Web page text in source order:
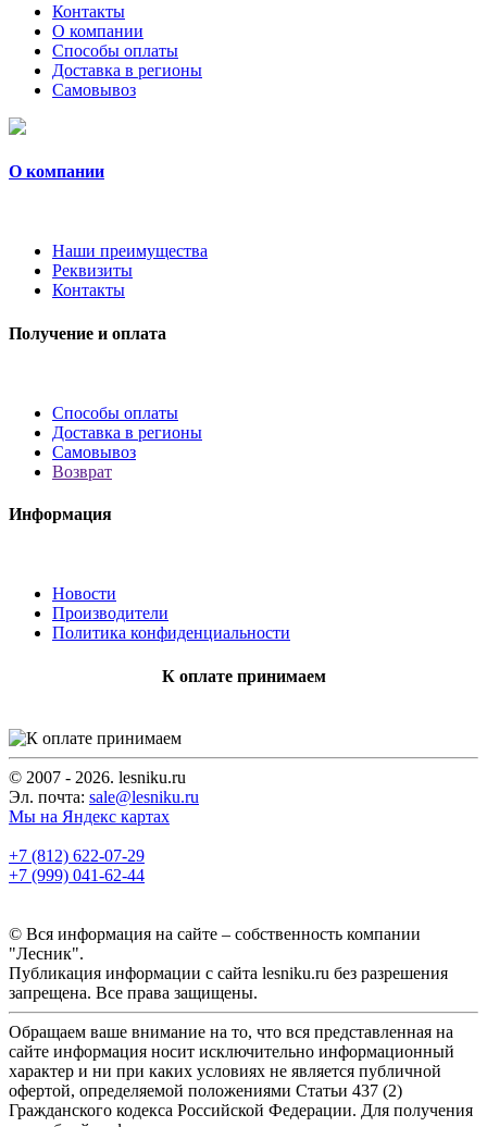
Контакты
О компании
Способы оплаты
Доставка в регионы
Самовывоз
О компании
Наши преимущества
Реквизиты
Контакты
Получение и оплата
Способы оплаты
Доставка в регионы
Самовывоз
Возврат
Информация
Новости
Производители
Политика конфиденциальности
К оплате принимаем
© 2007 - 2026. lesniku.ru
Эл. почта: sale@lesniku.ru
Мы на Яндекс картах
+7 (812) 622-07-29
+7 (999) 041-62-44
© Вся информация на сайте – собственность компании
"Лесник".
Публикация информации с сайта lesniku.ru без разрешения
запрещена. Все права защищены.
Обращаем ваше внимание на то, что вся представленная на
сайте информация носит исключительно информационный
характер и ни при каких условиях не является публичной
офертой, определяемой положениями Статьи 437 (2)
Гражданского кодекса Российской Федерации. Для получения